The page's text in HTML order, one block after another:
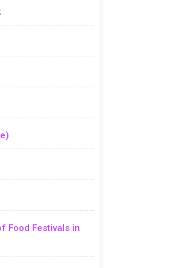
Food Festivals in